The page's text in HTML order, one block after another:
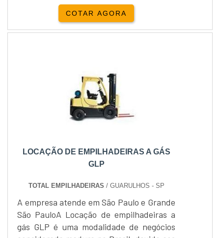
mais adequada da Empilhadeira elétrica
patolada EGV14, favor responder os
questionamentos abaixo junto com a
necessário. Altura máxima necessária....
COTAR AGORA
LOCAÇÃO DE EMPILHADEIRAS A GÁS
GLP
TOTAL EMPILHADEIRAS / GUARULHOS - SP
A empresa atende em São Paulo e Grande
São PauloA Locação de empilhadeiras a
gás GLP é uma modalidade de negócios